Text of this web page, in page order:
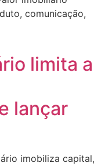
comunicação,
limita a
lançar
imobiliza capital,